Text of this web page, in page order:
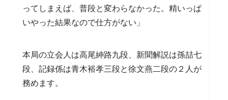
ってしまえば、普段と変わらなかった。精いっぱ
いやった結果なので仕方がない」
本局の立会人は高尾紳路九段、新聞解説は孫喆七
段、記録係は青木裕孝三段と徐文燕二段の２人が
務めます。